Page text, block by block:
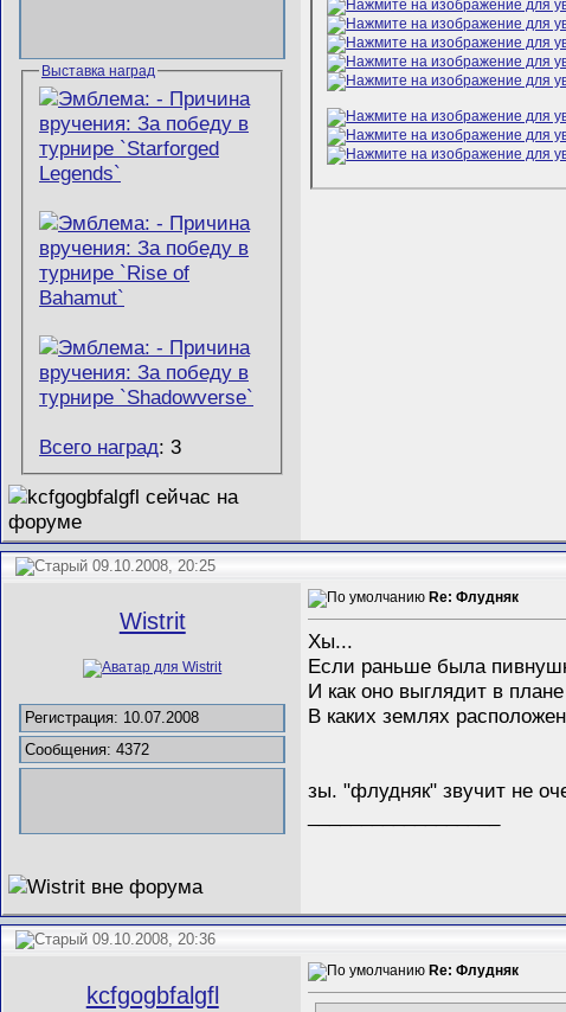
Выставка наград
Всего наград: 3
09.10.2008, 20:25
Wistrit
Регистрация: 10.07.2008
Сообщения: 4372
Re: Флудняк
Хы...
Если раньше была
И как оно выглядит в
В каких землях
зы. "флудняк" звучит не
09.10.2008, 20:36
kcfgogbfalgfl
Re: Флудняк